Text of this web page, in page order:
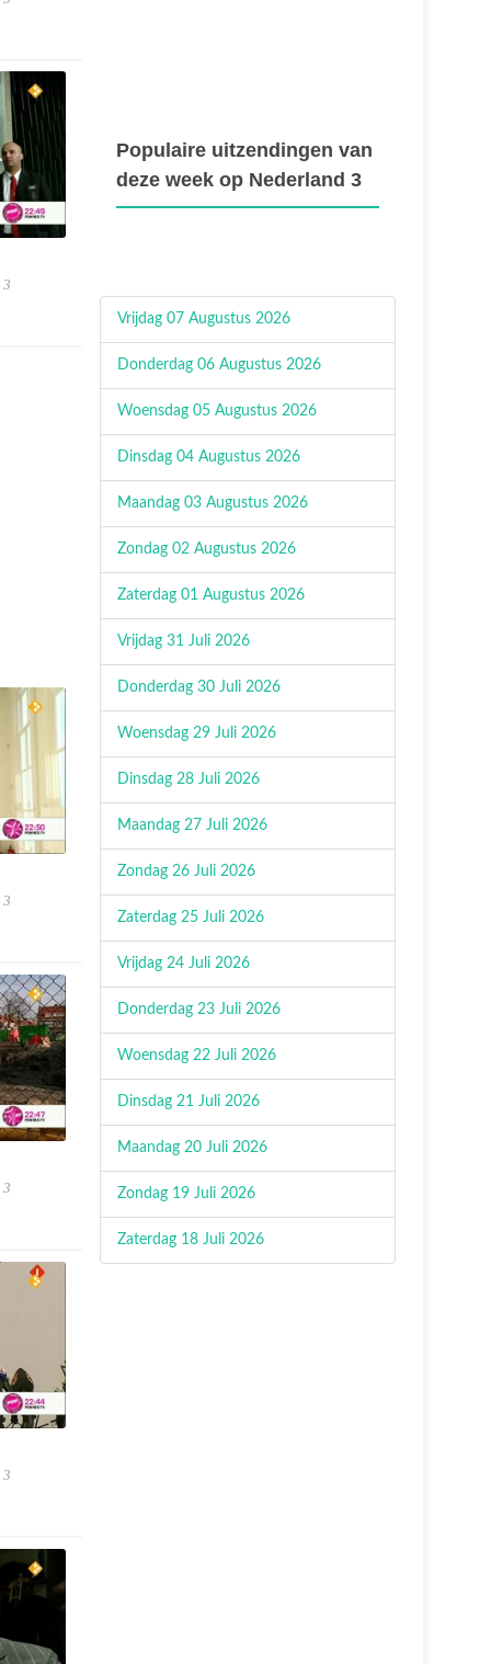
Populaire uitzendingen van
deze week op Nederland 3
Vrijdag 07 Augustus 2026
Donderdag 06 Augustus 2026
Woensdag 05 Augustus 2026
Dinsdag 04 Augustus 2026
Maandag 03 Augustus 2026
Zondag 02 Augustus 2026
Zaterdag 01 Augustus 2026
Vrijdag 31 Juli 2026
Donderdag 30 Juli 2026
Woensdag 29 Juli 2026
Dinsdag 28 Juli 2026
Maandag 27 Juli 2026
Zondag 26 Juli 2026
Zaterdag 25 Juli 2026
Vrijdag 24 Juli 2026
Donderdag 23 Juli 2026
Woensdag 22 Juli 2026
Dinsdag 21 Juli 2026
Maandag 20 Juli 2026
Zondag 19 Juli 2026
Zaterdag 18 Juli 2026